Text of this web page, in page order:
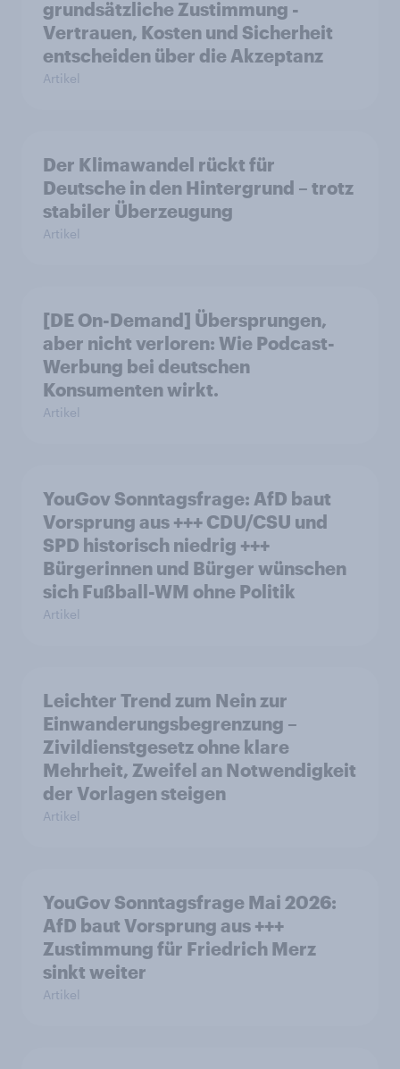
grundsätzliche Zustimmung -
Vertrauen, Kosten und Sicherheit
entscheiden über die Akzeptanz
Artikel
Der Klimawandel rückt für
Deutsche in den Hintergrund – trotz
stabiler Überzeugung
Artikel
[DE On-Demand] Übersprungen,
aber nicht verloren: Wie Podcast-
Werbung bei deutschen
Konsumenten wirkt.
Artikel
YouGov Sonntagsfrage: AfD baut
Vorsprung aus +++ CDU/CSU und
SPD historisch niedrig +++
Bürgerinnen und Bürger wünschen
sich Fußball-WM ohne Politik
Artikel
Leichter Trend zum Nein zur
Einwanderungsbegrenzung –
Zivildienstgesetz ohne klare
Mehrheit, Zweifel an Notwendigkeit
der Vorlagen steigen
Artikel
YouGov Sonntagsfrage Mai 2026:
AfD baut Vorsprung aus +++
Zustimmung für Friedrich Merz
sinkt weiter
Artikel